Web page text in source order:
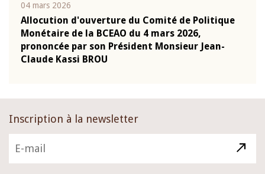
04 mars 2026
Allocution d'ouverture du Comité de Politique
Monétaire de la BCEAO du 4 mars 2026,
prononcée par son Président Monsieur Jean-
Claude Kassi BROU
Inscription à la newsletter